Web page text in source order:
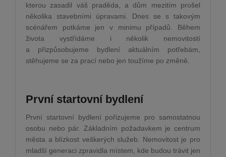
kterou zasadil váš praděda, a dům mezitím prošel
několika stavebními úpravami. Dnes se s takovým
scénářem potkáme jen v minimu případů. Během
života vystřídáme i několik nemovitostí
a přizpůsobujeme bydlení aktuálním potřebám,
stěhujeme se za prací nebo jen toužíme po změně.
První startovní bydlení
První startovní bydlení pořizujeme pro samostatnou
osobu nebo pár. Základním požadavkem je centrum
města a blízkost veškerých služeb. Nemovitost je pro
mladší generaci zpravidla místem, kde budou trávit jen